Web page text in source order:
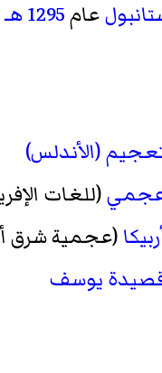
عام1295 هـ
(الأندلس)
(للغات
(عجمية شرق
يوسف